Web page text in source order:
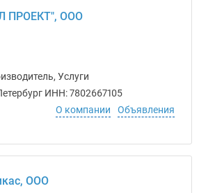
ПРОЕКТ", ООО
Услуги
ИНН: 7802667105
О компании
Объявления
ООО